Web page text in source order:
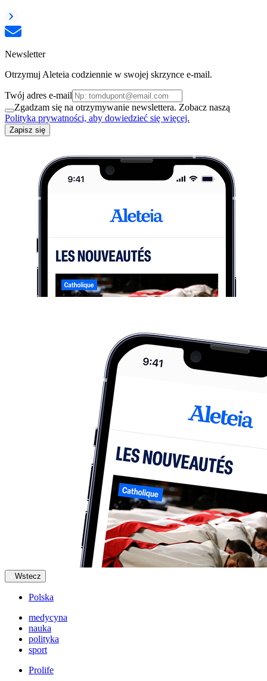
Newsletter
Otrzymuj Aleteia codziennie w swojej skrzynce e-mail.
Twój adres e-mail
Zgadzam się na otrzymywanie newslettera. Zobacz naszą
Polityka prywatności, aby dowiedzieć się więcej.
Zapisz się
Wstecz
Polska
medycyna
nauka
polityka
sport
Prolife